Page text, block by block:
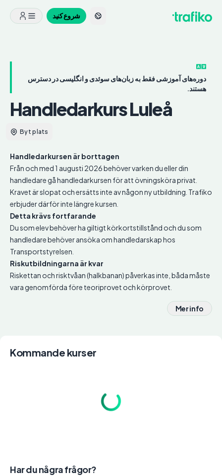
شروع کنید
دوره‌های آموزشی فقط به زبان‌های سوئدی و انگلیسی در دسترس
هستند.
HandledarkursLuleå
Byt plats
Handledarkursen är borttagen
Från och med 1 augusti 2026 behöver varken du eller din
handledare gå handledarkursen för att övningsköra privat.
Kravet är slopat och ersätts inte av någon ny utbildning. Trafiko
erbjuder därför inte längre kursen.
Detta krävs fortfarande
Du som elev behöver ha giltigt körkortstillstånd och du som
handledare behöver ansöka om handledarskap hos
Transportstyrelsen.
Riskutbildningarna är kvar
Riskettan och risktvåan (halkbanan) påverkas inte, båda måste
vara genomförda före teoriprovet och körprovet.
Mer info
Kommande kurser
Har du några frågor?